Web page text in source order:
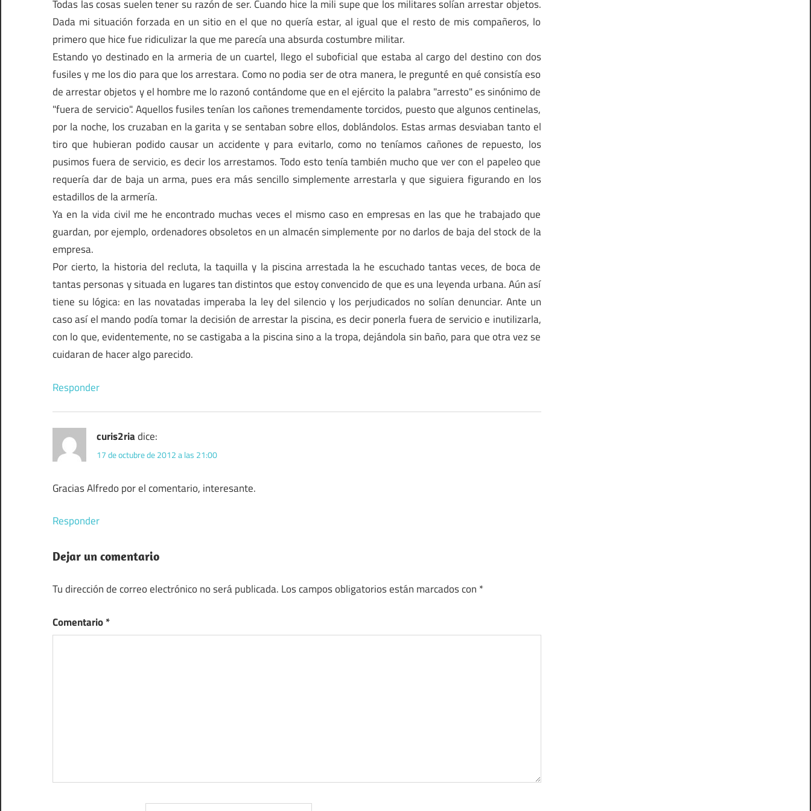
Todas las cosas suelen tener su razón de ser. Cuando hice la mili supe que los militares solían arrestar objetos.
Dada mi situación forzada en un sitio en el que no quería estar, al igual que el resto de mis compañeros, lo
primero que hice fue ridiculizar la que me parecía una absurda costumbre militar.
Estando yo destinado en la armeria de un cuartel, llego el suboficial que estaba al cargo del destino con dos
fusiles y me los dio para que los arrestara. Como no podia ser de otra manera, le pregunté en qué consistía eso
de arrestar objetos y el hombre me lo razonó contándome que en el ejército la palabra "arresto" es sinónimo de
"fuera de servicio". Aquellos fusiles tenían los cañones tremendamente torcidos, puesto que algunos centinelas,
por la noche, los cruzaban en la garita y se sentaban sobre ellos, doblándolos. Estas armas desviaban tanto el
tiro que hubieran podido causar un accidente y para evitarlo, como no teníamos cañones de repuesto, los
pusimos fuera de servicio, es decir los arrestamos. Todo esto tenía también mucho que ver con el papeleo que
requería dar de baja un arma, pues era más sencillo simplemente arrestarla y que siguiera figurando en los
estadillos de la armería.
Ya en la vida civil me he encontrado muchas veces el mismo caso en empresas en las que he trabajado que
guardan, por ejemplo, ordenadores obsoletos en un almacén simplemente por no darlos de baja del stock de la
empresa.
Por cierto, la historia del recluta, la taquilla y la piscina arrestada la he escuchado tantas veces, de boca de
tantas personas y situada en lugares tan distintos que estoy convencido de que es una leyenda urbana. Aún así
tiene su lógica: en las novatadas imperaba la ley del silencio y los perjudicados no solían denunciar. Ante un
caso así el mando podía tomar la decisión de arrestar la piscina, es decir ponerla fuera de servicio e inutilizarla,
con lo que, evidentemente, no se castigaba a la piscina sino a la tropa, dejándola sin baño, para que otra vez se
cuidaran de hacer algo parecido.
Responder
curis2riadice:
17 de octubre de 2012 a las 21:00
Gracias Alfredo por el comentario, interesante.
Responder
Dejar un comentario
Tu dirección de correo electrónico no será publicada. Los campos obligatorios están marcados con *
Comentario*